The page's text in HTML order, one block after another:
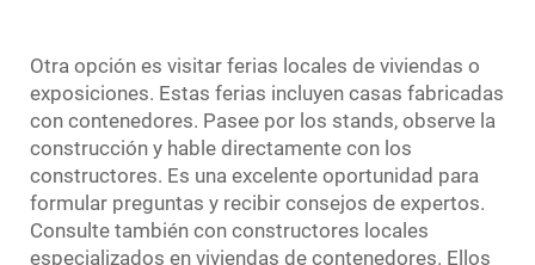
Otra opción es visitar ferias locales de viviendas o
exposiciones. Estas ferias incluyen casas fabricadas
con contenedores. Pasee por los stands, observe la
construcción y hable directamente con los
constructores. Es una excelente oportunidad para
formular preguntas y recibir consejos de expertos.
Consulte también con constructores locales
especializados en viviendas de contenedores. Ellos